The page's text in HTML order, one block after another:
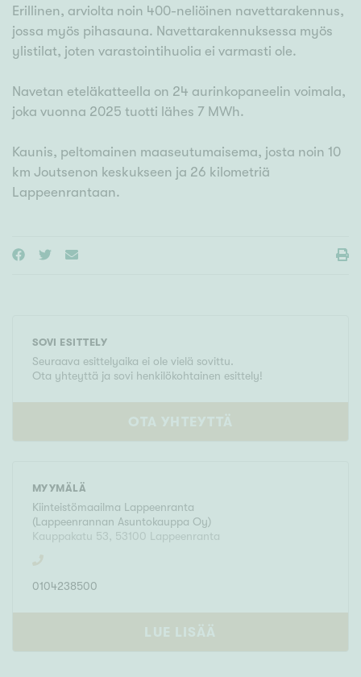
Erillinen, arviolta noin 400-neliöinen navettarakennus,
jossa myös pihasauna. Navettarakennuksessa myös
ylistilat, joten varastointihuolia ei varmasti ole.
Navetan eteläkatteella on 24 aurinkopaneelin voimala,
joka vuonna 2025 tuotti lähes 7 MWh.
Kaunis, peltomainen maaseutumaisema, josta noin 10
km Joutsenon keskukseen ja 26 kilometriä
Lappeenrantaan.
SOVI ESITTELY
Seuraava esittelyaika ei ole vielä sovittu.
Ota yhteyttä ja sovi henkilökohtainen esittely!
OTA YHTEYTTÄ
MYYMÄLÄ
Kiinteistömaailma Lappeenranta
(Lappeenrannan Asuntokauppa Oy)
Kauppakatu 53, 53100 Lappeenranta
0104238500
LUE LISÄÄ